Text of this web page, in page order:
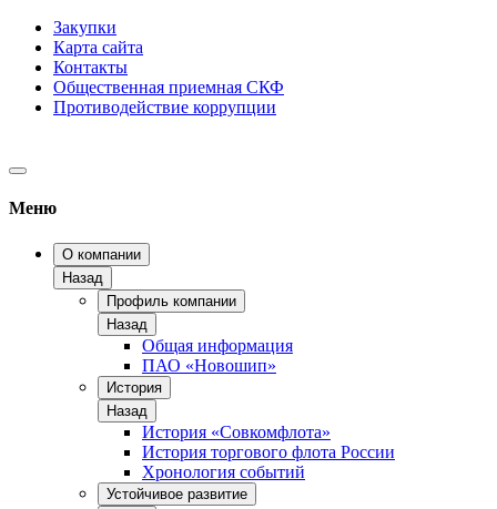
Закупки
Карта сайта
Контакты
Общественная приемная СКФ
Противодействие коррупции
Меню
О компании
Назад
Профиль компании
Назад
Общая информация
ПАО «Новошип»
История
Назад
История «Совкомфлота»
История торгового флота России
Хронология событий
Устойчивое развитие